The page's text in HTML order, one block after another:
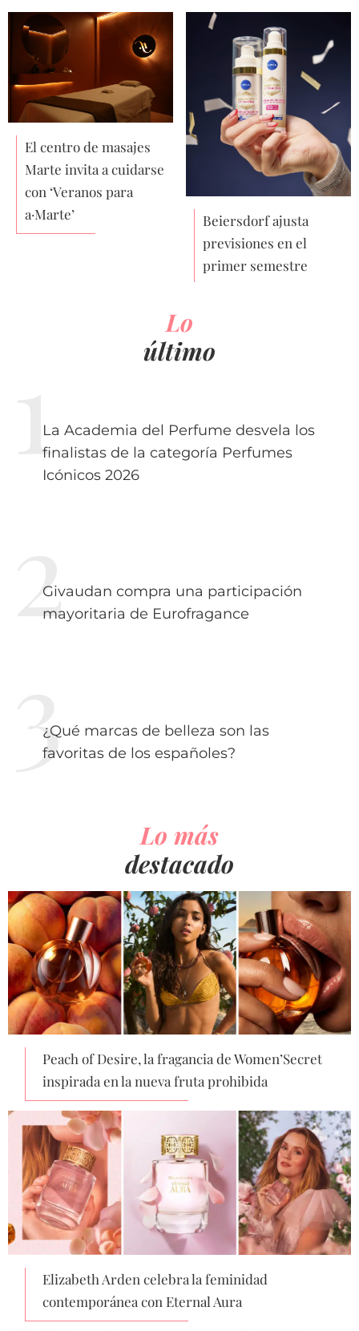
El centro de masajes
Marte invita a cuidarse
con ‘Veranos para
a·Marte’
Beiersdorf ajusta
previsiones en el
primer semestre
Lo
último
La Academia del Perfume desvela los
finalistas de la categoría Perfumes
Icónicos 2026
Givaudan compra una participación
mayoritaria de Eurofragance
¿Qué marcas de belleza son las
favoritas de los españoles?
Lo más
destacado
Peach of Desire, la fragancia de Women’Secret
inspirada en la nueva fruta prohibida
Elizabeth Arden celebra la feminidad
contemporánea con Eternal Aura